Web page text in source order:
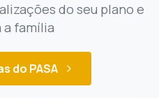
do seu plano e
a família
do PASA